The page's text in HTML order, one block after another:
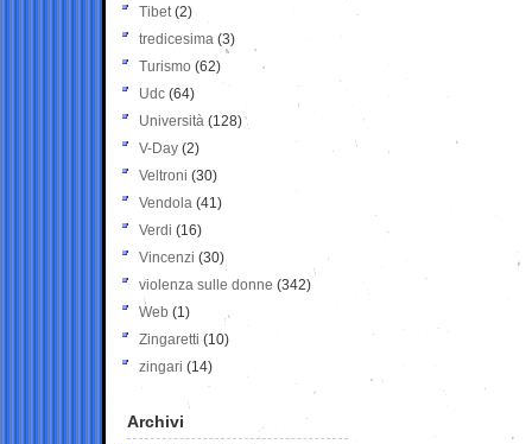
Tibet(2)
tredicesima (3)
Turismo (62)
Udc (64)
Università (128)
V-Day (2)
Veltroni (30)
Vendola (41)
Verdi (16)
Vincenzi (30)
violenza sulle donne (342)
Web (1)
Zingaretti (10)
zingari (14)
Archivi